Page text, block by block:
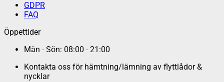
GDPR
FAQ
Öppettider
Mån - Sön: 08:00 - 21:00
Kontakta oss för hämtning/lämning av flyttlådor &
nycklar